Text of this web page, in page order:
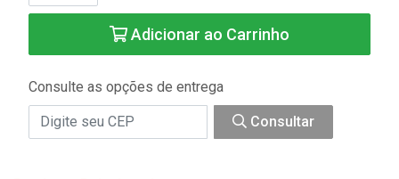
Adicionar ao Carrinho
Consulte as opções de entrega
Consultar